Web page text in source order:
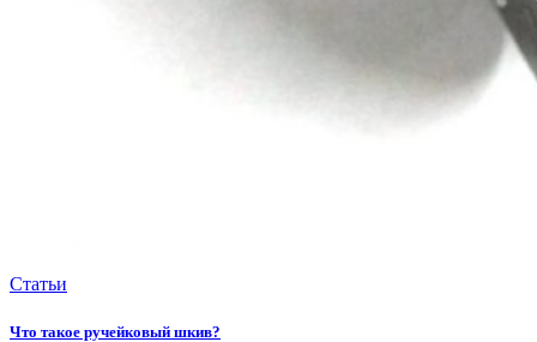
Статьи
Что такое ручейковый шкив?